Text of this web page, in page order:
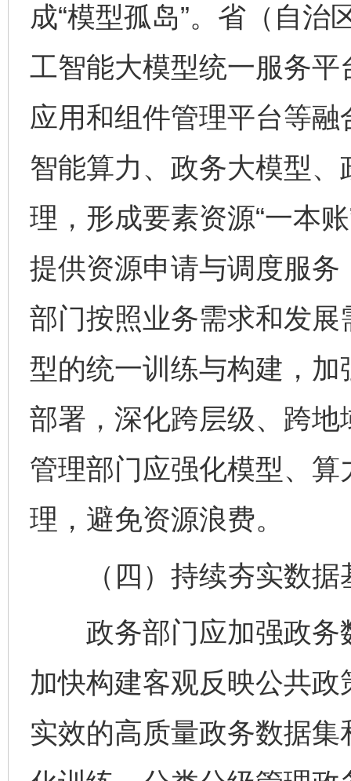
成“模型孤岛”。省（自
工智能大模型统一服务
应用和组件管理平台等
智能算力、政务大模型
理，形成要素资源“一本
提供资源申请与调度服
部门按照业务需求和发
型的统一训练与构建，
部署，深化跨层级、跨
管理部门应强化模型、
理，避免资源浪费。
（四）持续夯实数据
政务部门应加强政务
加快构建客观反映公共
实效的高质量政务数据